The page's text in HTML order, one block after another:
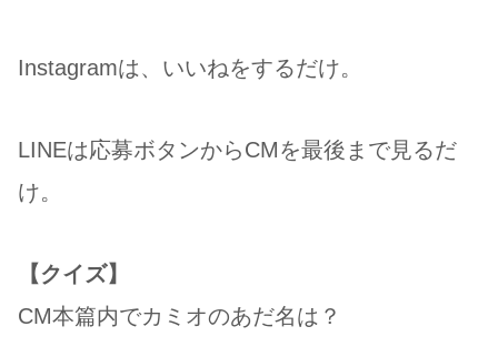
Instagramは、いいねをするだけ。
LINEは応募ボタンからCMを最後まで見るだ
け。
【クイズ】
CM本篇内でカミオのあだ名は？